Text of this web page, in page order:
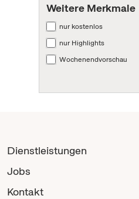
Weitere Merkmale
nur kostenlos
nur Highlights
Wochenendvorschau
Dienstleistungen
Jobs
Kontakt